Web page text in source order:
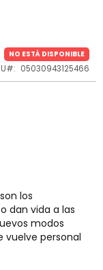
NO ESTÁ DISPONIBLE
05030943125466
son los
dan vida a las
modos
vuelve personal